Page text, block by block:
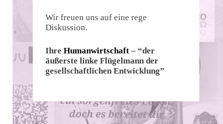
Wir freuen uns auf eine rege
Diskussion.
Ihre Humanwirtschaft – “der
äußerste linke Flügelmann der
gesellschaftlichen Entwicklung”